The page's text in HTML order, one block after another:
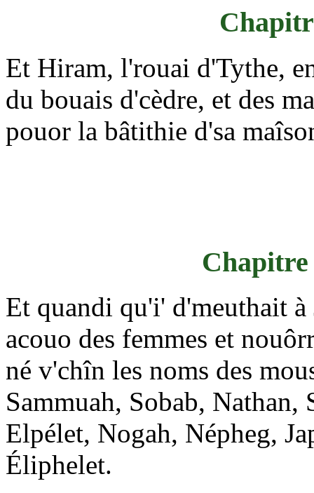
Et Hiram, l'rouai d'Tythe,
du bouais d'cèdre, et des
pouor la bâtithie d'sa
Chapitre
Et quandi qu'i' d'meuthait
acouo des femmes et
né v'chîn les noms des
Sammuah, Sobab,
Elpélet, Nogah, Népheg,
Éliphelet.